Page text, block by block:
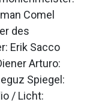
Comel
des
Erik Sacco
Arturo:
Spiegel:
/ Licht: